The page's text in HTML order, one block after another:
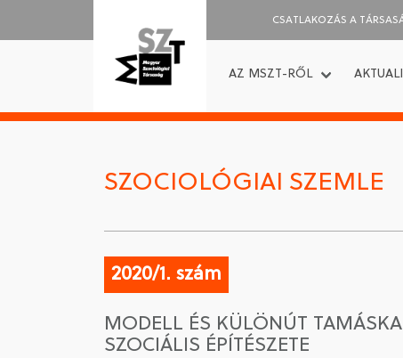
CSATLAKOZÁS A
AZ MSZT-RŐL
SZOCIOLÓGIAI SZEMLE
2020/1. szám
MODELL ÉS KÜLÖNÚT
SZOCIÁLIS ÉPÍTÉSZETE